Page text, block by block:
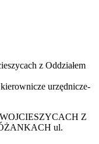
z Oddziałem
urzędnicze-
Z
ul.